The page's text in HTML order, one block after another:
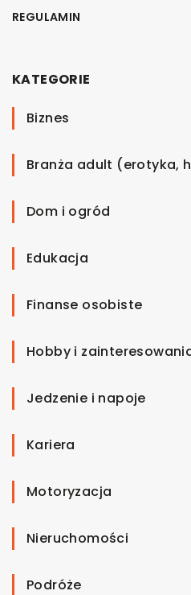
REGULAMIN
KATEGORIE
Biznes
Branża adult (erotyka,
Dom i ogród
Edukacja
Finanse osobiste
Hobby i
Jedzenie i napoje
Kariera
Motoryzacja
Nieruchomości
Podróże